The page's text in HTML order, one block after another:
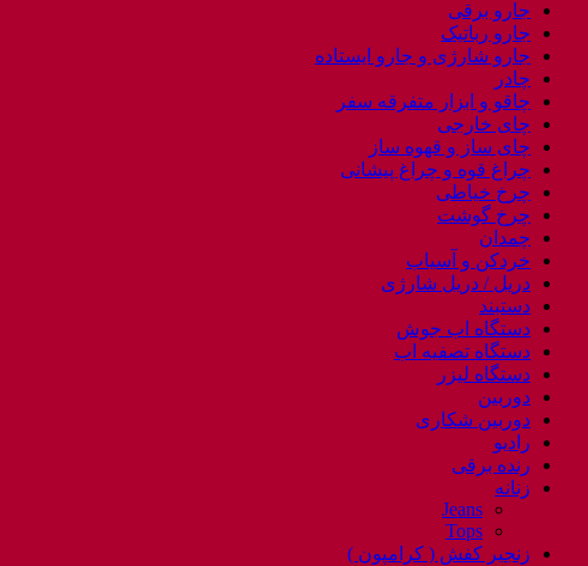
جارو برقی
جارو رباتیک
جارو شارژی و جارو ایستاده
چادر
چاقو و ابزار متفرقه سفر
چای خارجی
چای ساز و قهوه ساز
چراغ قوه و چراغ پیشانی
چرخ خیاطی
چرخ گوشت
چمدان
خردکن و آسیاب
دریل / دریل شارژی
دستبند
دستگاه اب جوش
دستگاه تصفیه اب
دستگاه لیزر
دوربین
دوربین شکاری
رادیو
رنده برقی
زنانه
Jeans
Tops
زنجیر کفش ( کرامپون )